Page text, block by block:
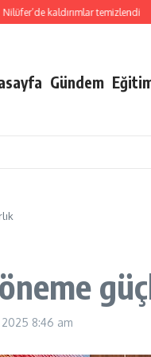
kaldırımlar temizlendi
Gündem
2025 8:46 am